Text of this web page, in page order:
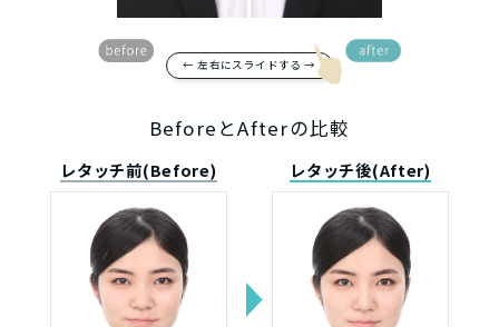
← 左右にスライドする →
BeforeとAfterの比較
レタッチ前(Before) レタッチ後(After)